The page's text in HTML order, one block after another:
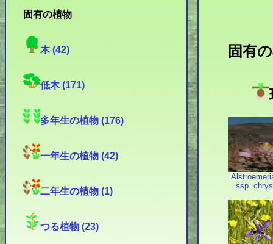
固有の植物
木 (42)
低木 (171)
多年生の植物 (176)
一年生の植物 (42)
二年生の植物 (1)
つる植物 (23)
固有
ssp.